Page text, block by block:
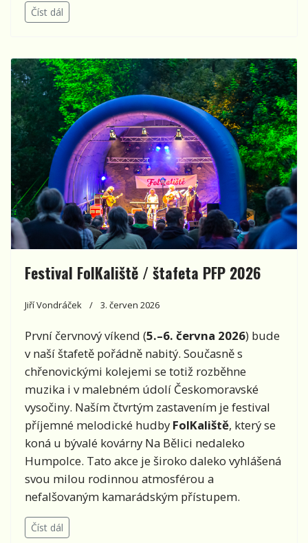
Číst dál
Festival FolKaliště / štafeta PFP 2026
Jiří Vondráček 3. červen 2026
První červnový víkend (5.–6. června 2026) bude
v naší štafetě pořádně nabitý. Současně s
chřenovickými kolejemi se totiž rozběhne
muzika i v malebném údolí Českomoravské
vysočiny. Naším čtvrtým zastavením je festival
příjemné melodické hudby FolKaliště, který se
koná u bývalé kovárny Na Bělici nedaleko
Humpolce. Tato akce je široko daleko vyhlášená
svou milou rodinnou atmosférou a
nefalšovaným kamarádským přístupem.
Číst dál